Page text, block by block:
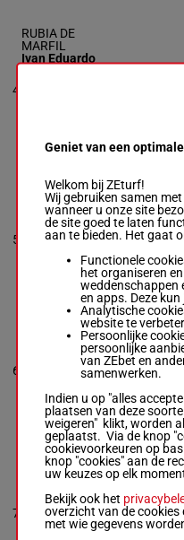
4
RUBIA DE
MARFIL
Ivan Eduardo
9p 8p (23) 13p
5
ACE'S
Joaquin Guida-
Juan Martin
Giussi
5p 8p 6p 6p 6p
(23) 8p 6p 9p 8p
M/453 kg
6
PIANGERE
Brian Rodrigo
Jorge
Box: 6 -M/4 -57
M/457 kg
7
ESCORPIANA
NOV
Santiago
Fabian Conti-
Adalberto Jorge
O. Ravassa
Box: 7 -M/3 -53
M/353 kg
Geniet van een
Welkom bij ZEturf!
Wij gebruiken samen
wanneer u onze site
de site goed te laten
aan te bieden. Het gaat
Functionele
het organiseren
weddenschappen
en apps. Deze
Analytische
website te
Persoonlijke
persoonlijke
van ZEbet en
samenwerken.
Indien u op "alles
plaatsen van deze
weigeren" klikt, worden
geplaatst. Via de knop
cookievoorkeuren op
knop "cookies" aan de
uw keuzes op elk
Bekijk ook het
overzicht van de cookies
met wie gegevens